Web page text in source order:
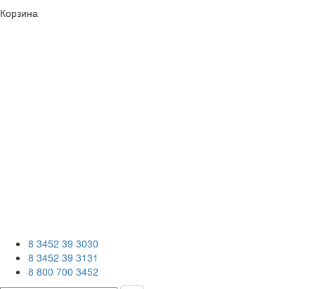
Корзина
8 3452 39 3030
8 3452 39 3131
8 800 700 3452